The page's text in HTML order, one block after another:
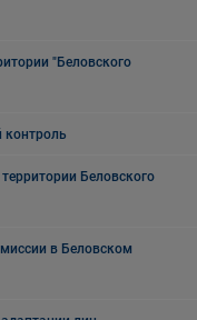
"Беловского
Беловского
в Беловском